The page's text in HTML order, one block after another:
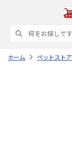
ホーム ペットストア